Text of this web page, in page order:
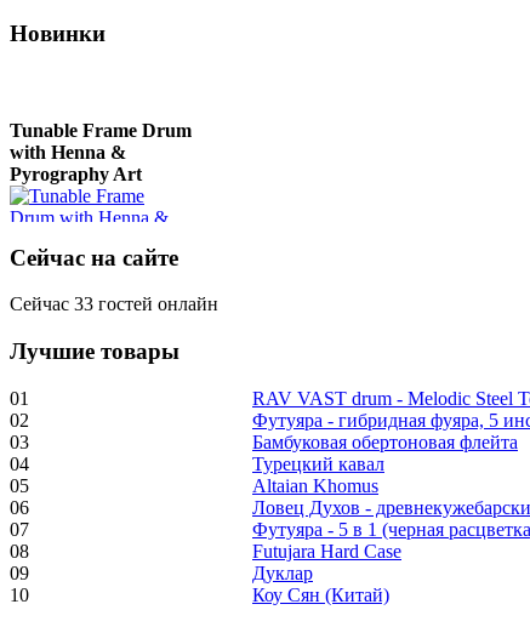
Новинки
with Henna &
Pyrography Art
€470.00
Shaman Drum
€250.00
Frame and Shaman
Drum "Master of
Animals", tunable,
with Henna
Сейчас на сайте
Сейчас 33 гостей онлайн
Лучшие товары
01
RAV VAST drum - Melodic Steel
02
Футуяра - гибридная фуяра, 5
03
Бамбуковая обертоновая флейта
04
Турецкий кавал
05
Altaian Khomus
06
Ловец Духов -
07
Футуяра - 5 в 1 (черная
08
Futujara Hard Case
09
Дуклар
10
Коу Сян (Китай)